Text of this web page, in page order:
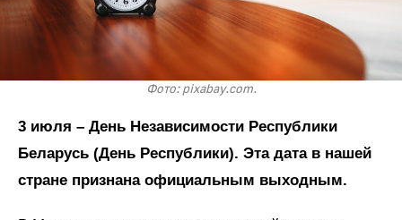
Фото: pixabay.com.
3 июля – День Независимости Республики
Беларусь (День Республики). Эта дата в нашей
стране признана официальным выходным.